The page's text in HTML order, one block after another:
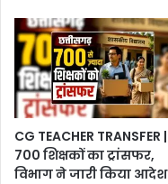
CG TEACHER TRANSFER |
700 शिक्षकों का ट्रांसफर,
विभाग ने जारी किया आदेश